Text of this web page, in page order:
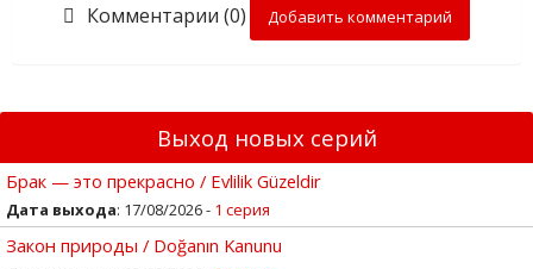
Комментарии (0) Добавить комментарий
Выход новых серий
Брак — это прекрасно / Evlilik Güzeldir
Дата выхода: 17/08/2026 - 1 серия
Закон природы / Doğanın Kanunu